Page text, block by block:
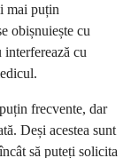
mai puțin
obișnuiește cu
interferează cu
frecvente, dar
Deși acestea sunt
să puteți solicita